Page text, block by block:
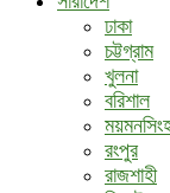
ঢাকা
চট্টগ্রাম
খুলনা
বরিশাল
রংপুর
রাজশাহী